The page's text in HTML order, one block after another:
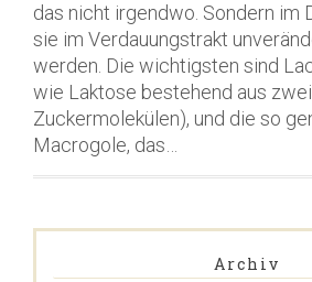
das nicht irgendwo. Sondern im
sie im Verdauungstrakt
werden. Die wichtigsten sind
wie Laktose bestehend aus zwei
Zuckermolekülen), und die so
Macrogole, das…
Archiv